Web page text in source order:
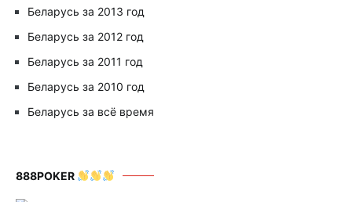
Беларусь за 2013 год
Беларусь за 2012 год
Беларусь за 2011 год
Беларусь за 2010 год
Беларусь за всё время
888POKER